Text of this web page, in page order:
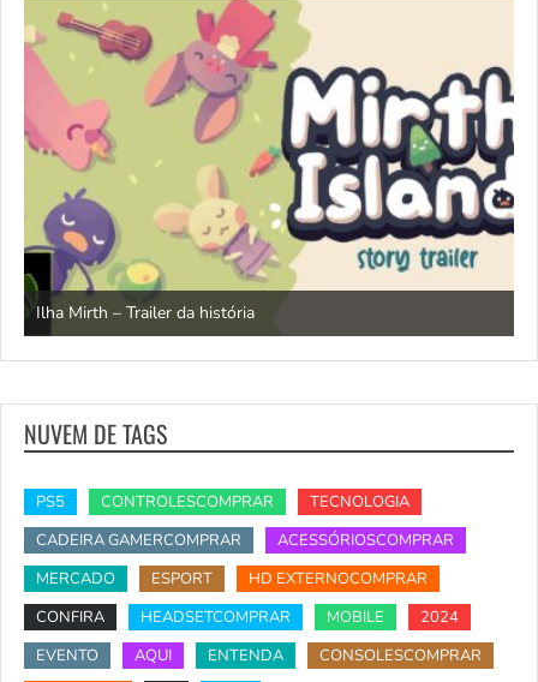
Ilha Mirth – Trailer da história
NUVEM DE TAGS
PS5 CONTROLESCOMPRAR
TECNOLOGIA
CADEIRA GAMERCOMPRAR
ACESSÓRIOSCOMPRAR
MERCADO
ESPORT
HD EXTERNOCOMPRAR
CONFIRA
HEADSETCOMPRAR MOBILE
2024
EVENTO
AQUI ENTENDA
CONSOLESCOMPRAR